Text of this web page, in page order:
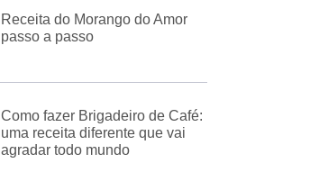
Receita do Morango do Amor
passo a passo
Como fazer Brigadeiro de Café:
uma receita diferente que vai
agradar todo mundo